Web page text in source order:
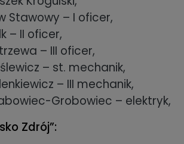
Stawowy – I oficer,
– II oficer,
– III oficer,
– st. mechanik,
– III mechanik,
Grobowiec – elektryk,
Zdrój”: